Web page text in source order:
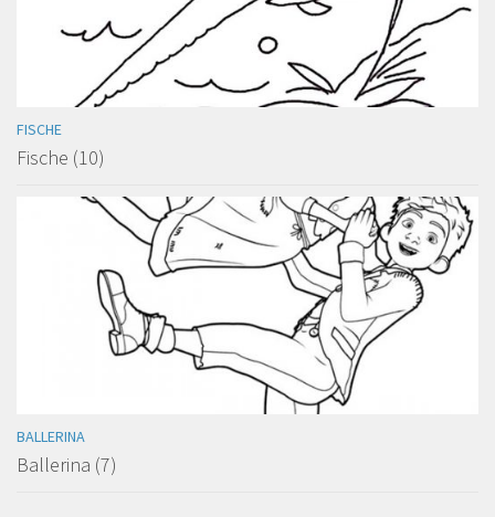
FISCHE
Fische (10)
BALLERINA
Ballerina (7)